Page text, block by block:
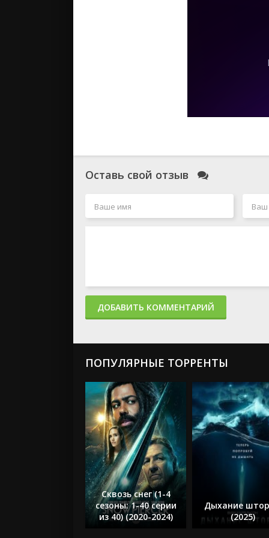
Оставь свой отзыв
ДОБАВИТЬ КОММЕНТАРИЙ
ПОПУЛЯРНЫЕ ТОРРЕНТЫ
Сквозь снег (1-4
сезоны: 1-40 серии
из 40) (2020-2024)
Дыхание
(2025)